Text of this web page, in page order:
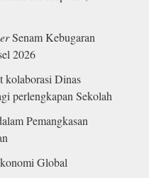
Senam Kebugaran
2026
kolaborasi Dinas
perlengkapan Sekolah
Pemangkasan
Global